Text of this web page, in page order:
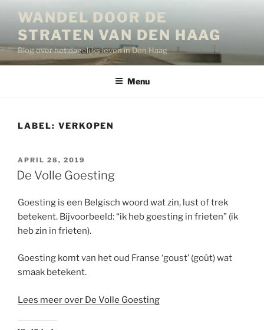
inhoud
WANDEL DOOR DE
STRATEN VAN DEN HAAG
Blog over het dagelijks leven in Den Haag
Menu
LABEL: VERKOPEN
GEPLAATST
OP
APRIL 28, 2019
De Volle Goesting
Goesting is een Belgisch woord wat zin, lust of trek
betekent. Bijvoorbeeld: “ik heb goesting in frieten” (ik
heb zin in frieten).
Goesting komt van het oud Franse ‘goust’ (goût) wat
smaak betekent.
Lees meer over De Volle Goesting